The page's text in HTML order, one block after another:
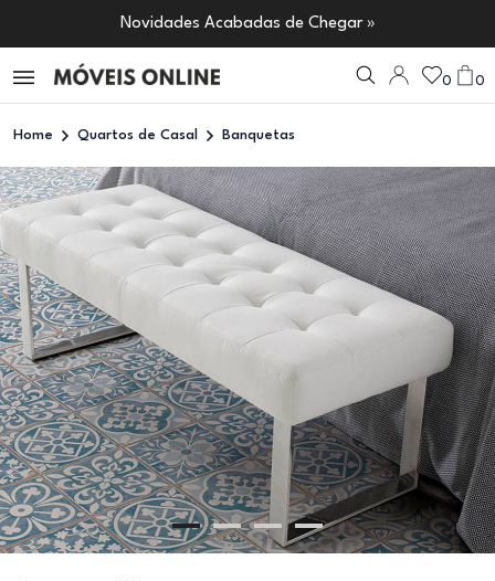
Novidades Acabadas de Chegar »
0 0
Home Quartos de Casal Banquetas